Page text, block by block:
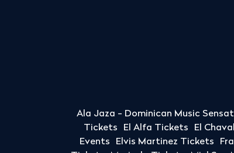
Ala Jaza - Dominican Music
Tickets
El Alfa Tickets El
Events
Elvis Martinez Tickets